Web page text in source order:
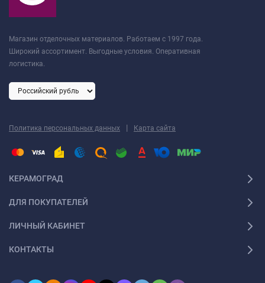
Магазин отделочных материалов. Работаем с 1997 года.
Широкий ассортимент. Выгодные условия. Оперативная
логистика.
Политика персональных данных | Карта сайта
КЕРАМОГРАД
ДЛЯ ПОКУПАТЕЛЕЙ
ЛИЧНЫЙ КАБИНЕТ
КОНТАКТЫ